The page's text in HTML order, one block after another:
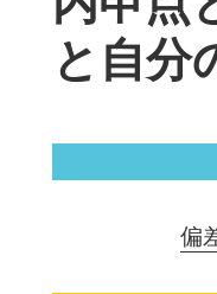
と自分
偏